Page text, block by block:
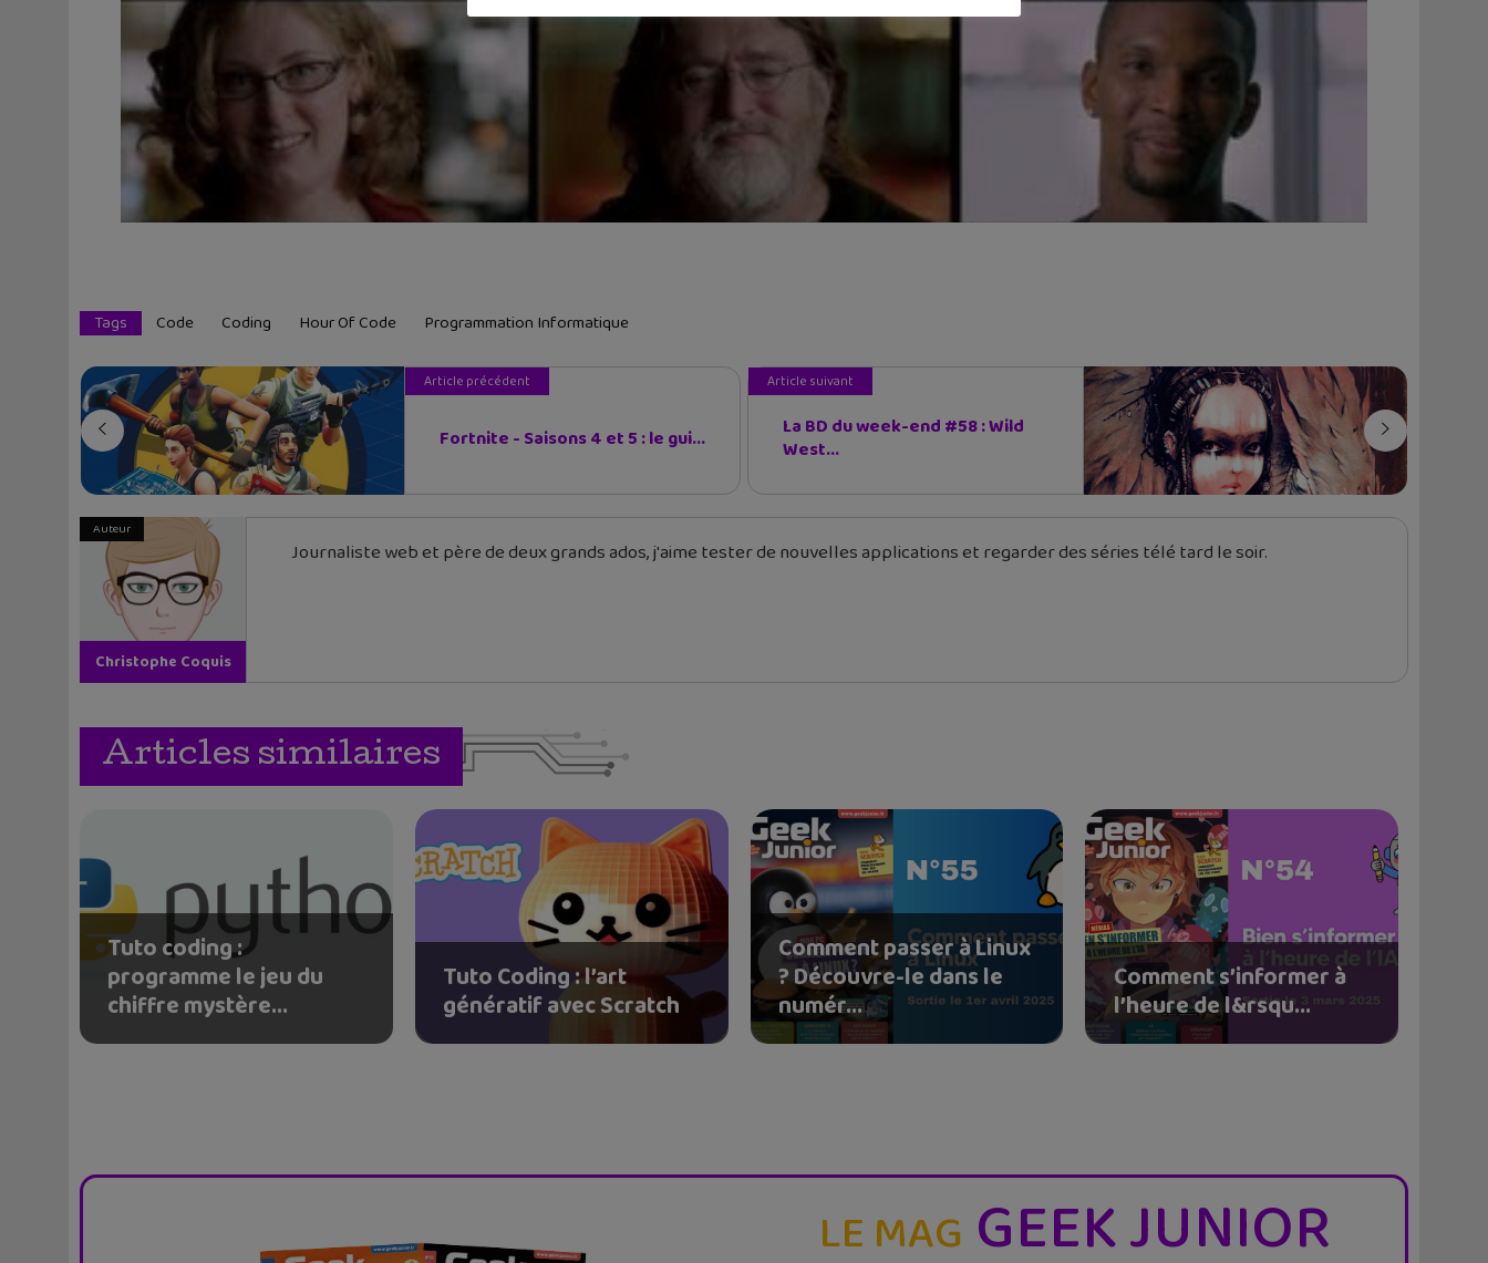
Tags Code Coding Hour Of Code Programmation Informatique
Article précédent
Fortnite - Saisons 4 et 5 : le gui...
Article suivant
La BD du week-end #58 : Wild
West...
Auteur
Christophe Coquis
Journaliste web et père de deux grands ados, j'aime tester de nouvelles applications et regarder des séries télé tard le soir.
Articles similaires
Tuto coding :
programme le jeu du
chiffre mystère...
Tuto Coding : l’art
génératif avec Scratch
Comment passer à Linux
? Découvre-le dans le
numér...
Comment s’informer à
l’heure de l&rsqu...
LE MAG GEEK JUNIOR